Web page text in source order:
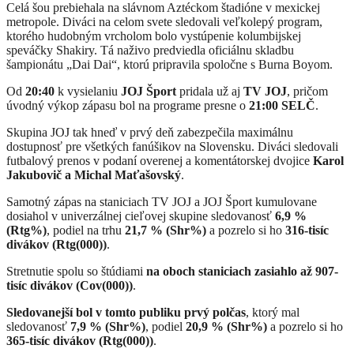
Celá šou prebiehala na slávnom Aztéckom štadióne v mexickej
metropole. Diváci na celom svete sledovali veľkolepý program,
ktorého hudobným vrcholom bolo vystúpenie kolumbijskej
speváčky Shakiry. Tá naživo predviedla oficiálnu skladbu
šampionátu „Dai Dai“, ktorú pripravila spoločne s Burna Boyom.
Od 20:40 k vysielaniu JOJ Šport pridala už aj TV JOJ, pričom
úvodný výkop zápasu bol na programe presne o 21:00 SELČ.
Skupina JOJ tak hneď v prvý deň zabezpečila maximálnu
dostupnosť pre všetkých fanúšikov na Slovensku. Diváci sledovali
futbalový prenos v podaní overenej a komentátorskej dvojice Karol
Jakubovič a Michal Maťašovský.
Samotný zápas na staniciach TV JOJ a JOJ Šport kumulovane
dosiahol v univerzálnej cieľovej skupine sledovanosť 6,9 %
(Rtg%), podiel na trhu 21,7 % (Shr%) a pozrelo si ho 316-tisíc
divákov (Rtg(000)).
Stretnutie spolu so štúdiami na oboch staniciach zasiahlo až 907-
tisíc divákov (Cov(000)).
Sledovanejší bol v tomto publiku prvý polčas, ktorý mal
sledovanosť 7,9 % (Shr%), podiel 20,9 % (Shr%) a pozrelo si ho
365-tisíc divákov (Rtg(000)).